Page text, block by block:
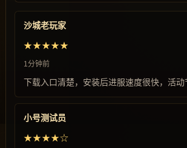
沙城老玩家
★★★★★
1分钟前
下载入口清楚，安装后进服速度很快，活动
小号测试员
★★★★☆